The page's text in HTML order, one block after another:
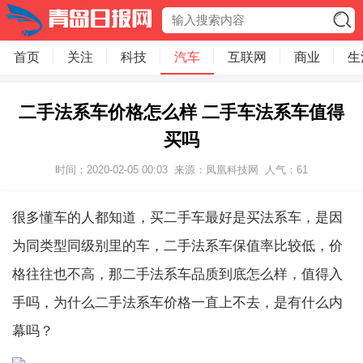
首页 关注 科技 汽车 互联网 商业 生
二手法系车价格怎么样 二手车法系车值得
买吗
时间：2020-02-05 00:03 来源：凤凰科技网 人气： 61
很多懂车的人都知道，买二手车最好是买法系车，是因
为同类型同级别里的车，二手法系车保值率比较低，价
格往往也不高，那二手法系车品质到底怎么样，值得入
手吗，为什么二手法系车价格一直上不去，是有什么内
幕吗？